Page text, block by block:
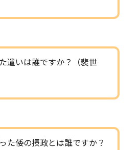
遣いは誰ですか？（裴世
た倭の摂政とは誰ですか？